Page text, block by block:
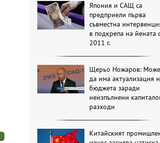
Япония и САЩ са
предприели първа
съвместна
в подкрепа на йената
2011 г.
Щерьо Ножаров: Може
да има актуализация
бюджета заради
неизпълнени
разходи
Китайският